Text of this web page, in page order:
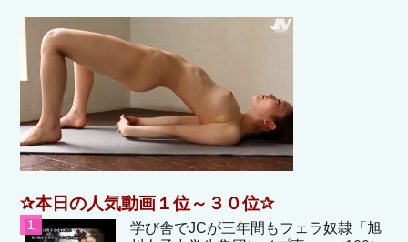
✰本日の人気動画１位～３０位✰
学び舎でJCが三年間もフェラ奴隷「旭